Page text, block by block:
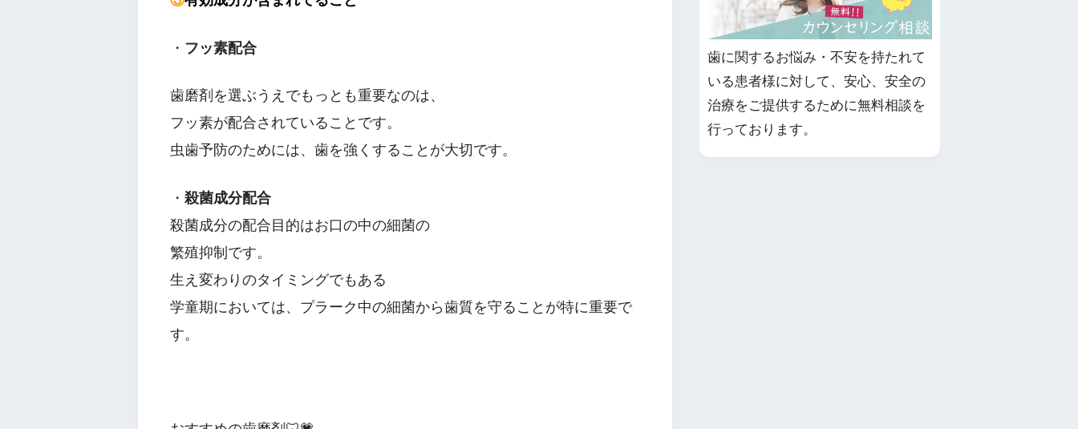
・ フッ素配合
歯磨剤を選ぶうえでもっとも重要なのは、
フッ素が配合されていることです。
虫歯予防のためには、歯を強くすることが大切です。
・ 殺菌成分配合
殺菌成分の配合目的はお口の中の細菌の
繁殖抑制です。
生え変わりのタイミングでもある
学童期においては、プラーク中の細菌から歯質を守ることが特に重要で
す。
歯に関するお悩み・不安を持たれて
いる患者様に対して、安心、安全の
治療をご提供するために無料相談を
行っております。